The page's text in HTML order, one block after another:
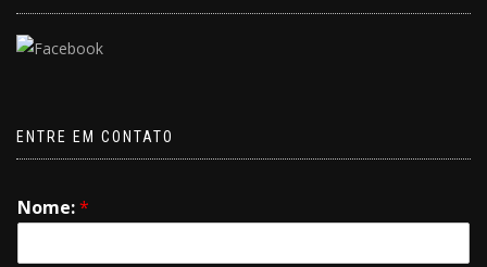
ENTRE EM CONTATO
Nome:*